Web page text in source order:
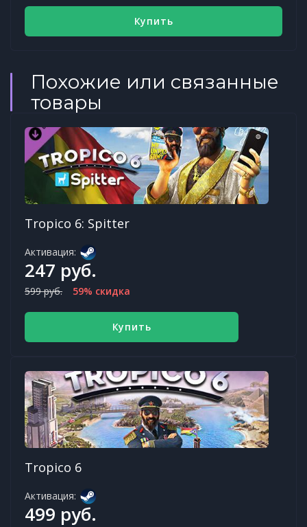
Купить
Похожие или связанные
товары
Tropico 6: Spitter
Активация:
247 руб.
599 руб. 59% скидка
Купить
Tropico 6
Активация:
499 руб.